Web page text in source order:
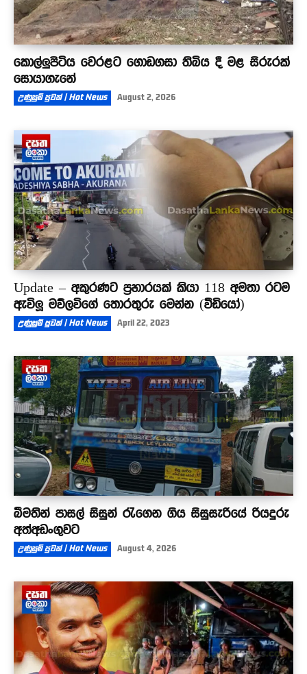
කොල්ලුපිටිය වෙරළට ගොඩගසා තිබිය දී මළ සිරුරක්
සොයාගැනේ
උණුසුම් පුවත් | Hot News August 2, 2026
Update – අකුරණට ප්‍රහාරයක් කියා 118 අමතා රටම
ඇවිලූ මව්ලවිගේ තොරතුරු මෙන්න (වීඩියෝ)
උණුසුම් පුවත් | Hot News April 22, 2023
බීමතින් පාසල් සිසුන් රැගෙන ගිය සිසුසැරියේ රියදුරු
අත්අඩංගුවට
උණුසුම් පුවත් | Hot News August 4, 2026